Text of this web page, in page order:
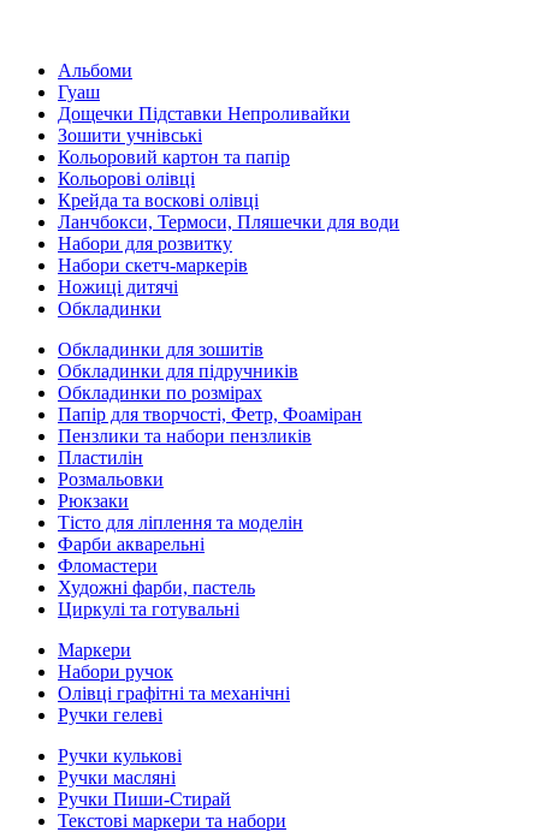
Альбоми
Гуаш
Дощечки Підставки Непроливайки
Зошити учнівські
Кольоровий картон та папір
Кольорові олівці
Крейда та воскові олівці
Ланчбокси, Термоси, Пляшечки для води
Набори для розвитку
Набори скетч-маркерів
Ножиці дитячі
Обкладинки
Обкладинки для зошитів
Обкладинки для підручників
Обкладинки по розмірах
Папір для творчості, Фетр, Фоаміран
Пензлики та набори пензликів
Пластилін
Розмальовки
Рюкзаки
Тісто для ліплення та моделін
Фарби акварельні
Фломастери
Художні фарби, пастель
Циркулі та готувальні
Маркери
Набори ручок
Олівці графітні та механічні
Ручки гелеві
Ручки кулькові
Ручки масляні
Ручки Пиши-Стирай
Текстові маркери та набори